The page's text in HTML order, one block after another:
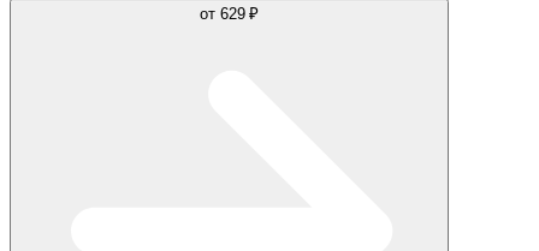
от 629 ₽